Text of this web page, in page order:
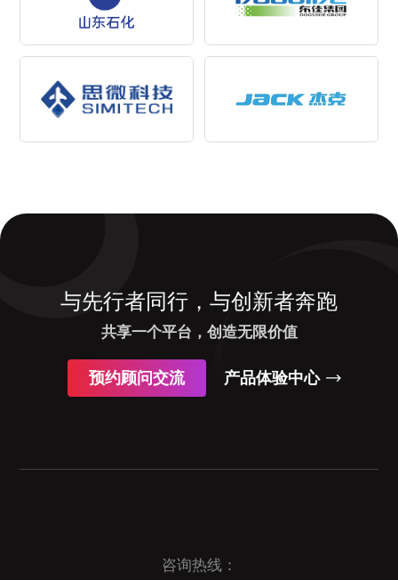
与先行者同行，与创新者奔跑
共享一个平台，创造无限价值
预约顾问交流 产品体验中心
咨询热线：